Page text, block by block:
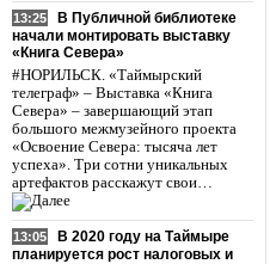
13:25
В Публичной библиотеке
начали монтировать выставку
«Книга Севера»
#НОРИЛЬСК. «Таймырский
телеграф» – Выставка «Книга
Севера» – завершающий этап
большого межмузейного проекта
«Освоение Севера: тысяча лет
успеха». Три сотни уникальных
артефактов расскажут свои…
13:05
В 2020 году на Таймыре
планируется рост налоговых и